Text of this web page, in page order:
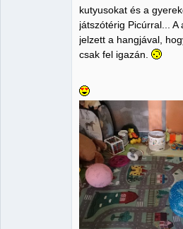
kutyusokat és a
játszótérig Picúrral...
jelzett a hangjával,
csak fel igazán.